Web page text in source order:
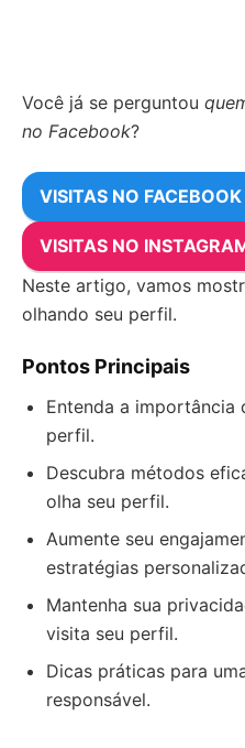
Você já se perguntou
no Facebook?
VISITAS NO FACEBOOK
VISITAS NO
Neste artigo, vamos
olhando seu perfil.
Pontos Principais
Entenda a importância
perfil.
Descubra métodos
olha seu perfil.
Aumente seu
estratégias
Mantenha sua
visita seu perfil.
Dicas práticas para
responsável.